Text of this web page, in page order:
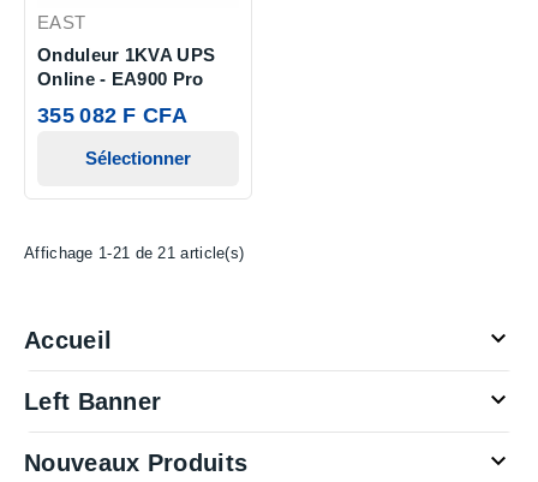
EAST
Onduleur 1KVA UPS
Online - EA900 Pro
355 082 F CFA
Sélectionner
Affichage 1-21 de 21 article(s)
Accueil 
Left Banner 
Nouveaux Produits 